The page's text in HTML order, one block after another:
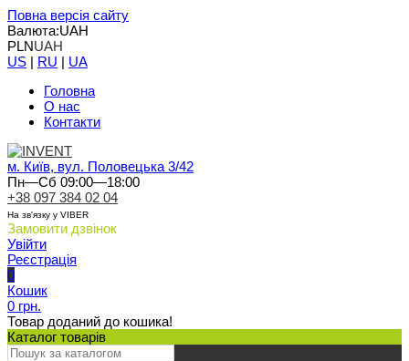
Повна версія сайту
Валюта:UAH
PLNUAH
US | RU | UA
Головна
О нас
Контакти
м. Київ, вул. Половецька 3/42
Пн—Сб 09:00—18:00
+38 097 384 02 04
На зв'язку у VIBER
Замовити дзвінок
Увійти
Реєстрація
0
Кошик
0 грн.
Товар доданий до кошика!
Каталог товарів